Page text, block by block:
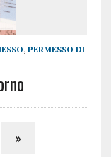
, PERMESSO DI
»